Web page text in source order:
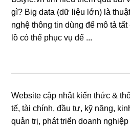
gì? Big data (dữ liệu lớn) là
nghệ thông tin dùng để mô tả
lồ có thể phục vụ để ...
Primary
Sidebar
Website cập nhật kiến thức &
tế, tài chính, đầu tư, kỹ năng,
quản trị, phát triển doanh